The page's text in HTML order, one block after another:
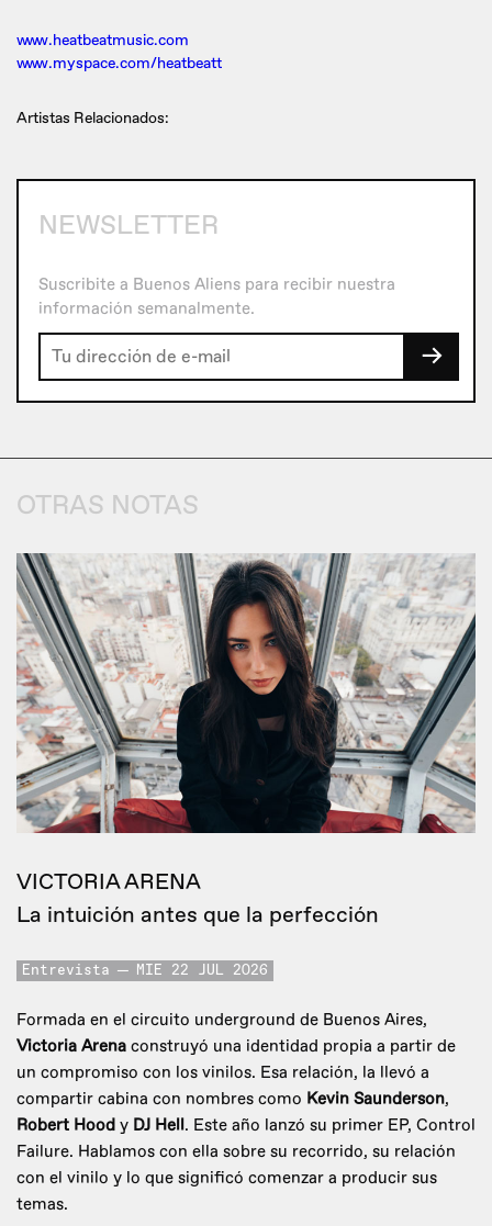
www.heatbeatmusic.com
www.myspace.com/heatbeatt
Artistas Relacionados:
NEWSLETTER
Suscribite a Buenos Aliens para recibir nuestra
información semanalmente.
→
OTRAS NOTAS
VICTORIA ARENA
La intuición antes que la perfección
Entrevista MIE 22 JUL 2026
Formada en el circuito underground de Buenos Aires,
Victoria Arena construyó una identidad propia a partir de
un compromiso con los vinilos. Esa relación, la llevó a
compartir cabina con nombres como Kevin Saunderson,
Robert Hood y DJ Hell. Este año lanzó su primer EP, Control
Failure. Hablamos con ella sobre su recorrido, su relación
con el vinilo y lo que significó comenzar a producir sus
temas.